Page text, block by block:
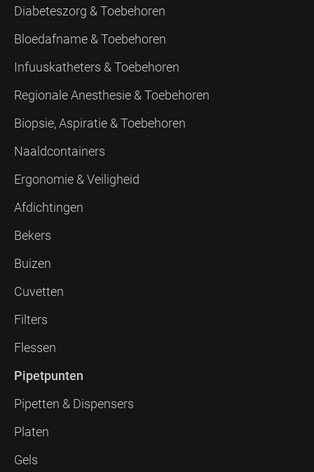
Diabeteszorg & Toebehoren
Bloedafname & Toebehoren
Infuuskatheters & Toebehoren
Regionale Anesthesie & Toebehoren
Biopsie, Aspiratie & Toebehoren
Naaldcontainers
Ergonomie & Veiligheid
Afdichtingen
Bekers
Buizen
Cuvetten
Filters
Flessen
Pipetpunten
Pipetten & Dispensers
Platen
Gels